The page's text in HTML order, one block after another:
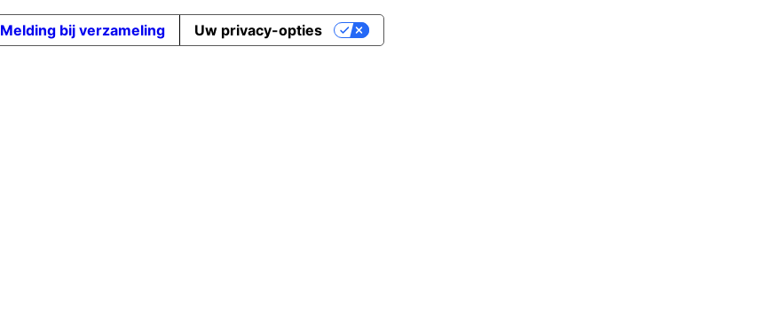
Melding bij verzameling Uw privacy-opties